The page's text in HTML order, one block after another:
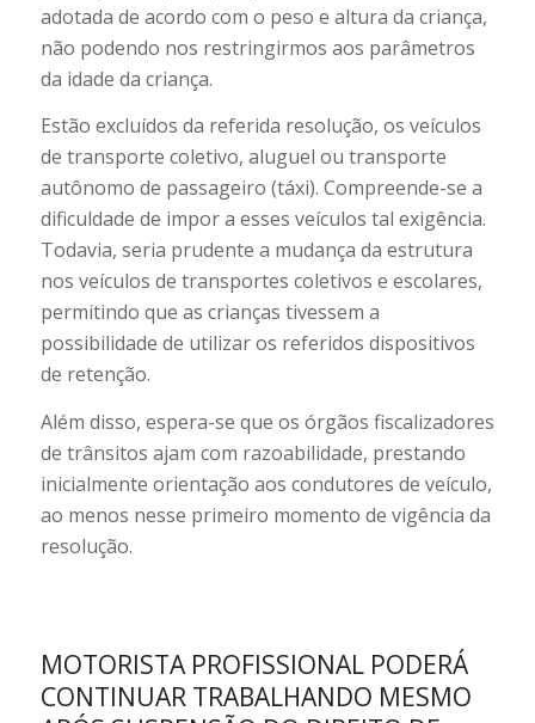
adotada de acordo com o peso e altura da criança,
não podendo nos restringirmos aos parâmetros
da idade da criança.
Estão excluídos da referida resolução, os veículos
de transporte coletivo, aluguel ou transporte
autônomo de passageiro (táxi). Compreende-se a
dificuldade de impor a esses veículos tal exigência.
Todavia, seria prudente a mudança da estrutura
nos veículos de transportes coletivos e escolares,
permitindo que as crianças tivessem a
possibilidade de utilizar os referidos dispositivos
de retenção.
Além disso, espera-se que os órgãos fiscalizadores
de trânsitos ajam com razoabilidade, prestando
inicialmente orientação aos condutores de veículo,
ao menos nesse primeiro momento de vigência da
resolução.
MOTORISTA PROFISSIONAL PODERÁ
CONTINUAR TRABALHANDO MESMO